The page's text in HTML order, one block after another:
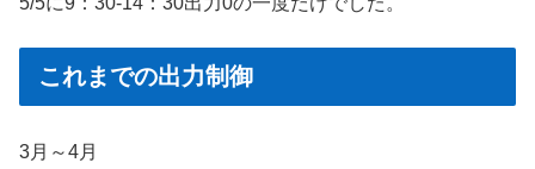
これまでの出力制御
3月～4月